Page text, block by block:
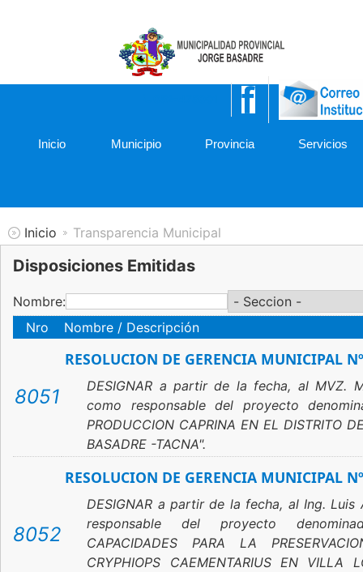
Inicio Municipio Provincia Servicios
Inicio Transparencia Municipal
Disposiciones Emitidas
Nombre:
Nro
Nombre / Descripción
8051
RESOLUCION DE GERENCIA MUNICIPAL
DESIGNAR a partir de la fecha, al MVZ.
como responsable del proyecto
PRODUCCION CAPRINA EN EL DISTRITO
BASADRE -TACNA".
8052
RESOLUCION DE GERENCIA MUNICIPAL
DESIGNAR a partir de la fecha, al Ing.
responsable del proyecto
CAPACIDADES PARA LA
CRYPHIOPS CAEMENTARIUS EN VILLA